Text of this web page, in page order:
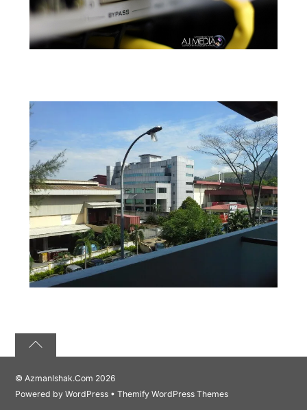
©AzmanIshak.Com 2026
Powered byWordPress •Themify WordPress Themes